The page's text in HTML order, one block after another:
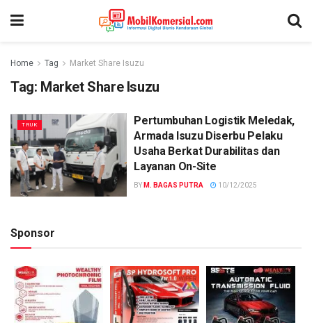
Home Tag Market Share Isuzu
Tag: Market Share Isuzu
TRUK
Pertumbuhan Logistik Meledak,
Armada Isuzu Diserbu Pelaku
Usaha Berkat Durabilitas dan
Layanan On-Site
BY M. BAGAS PUTRA 10/12/2025
Sponsor